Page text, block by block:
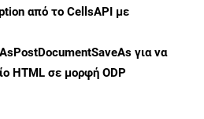
από το CellsAPI με
για να
HTML σε μορφή ODP